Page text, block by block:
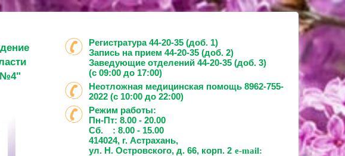
Регистратура 44-20-35 (доб. 1)
Запись на прием 44-20-35 (доб. 2)
Заведующие отделений 44-20-35 (доб. 3)
(с 09:00 до 17:00)
Неотложная медицинская помощь 8962-755-
2022 (с 10:00 до 22:00)
Режим работы:
Пн-Пт: 8.00 - 20.00
Сб. : 8.00 - 15.00
414024, г. Астрахань,
ул. Н. Островского, д. 66, корп. 2 e-mail:
№4"